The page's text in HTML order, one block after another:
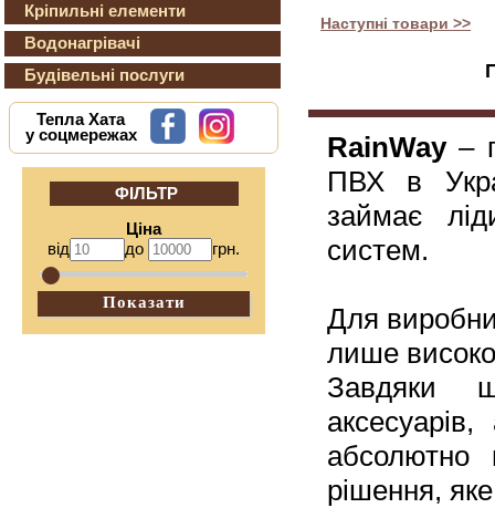
Кріпильні елементи
Водонагрівачі
Будівельні послуги
Тепла Хата
у соцмережах
ФІЛЬТР
Ціна
від
до грн.
Показати
Наступні товари >>
RainWay–
ПВХ в
займає
систем.
Для
лише
Завдяки
абсолютно
рішення,